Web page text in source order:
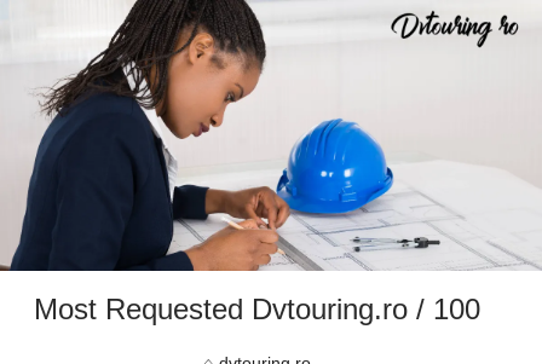
Most Requested Dvtouring.ro / 100